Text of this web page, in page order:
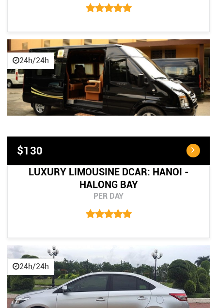
24h/24h
$130
LUXURY LIMOUSINE DCAR: HANOI -
HALONG BAY
PER DAY
24h/24h